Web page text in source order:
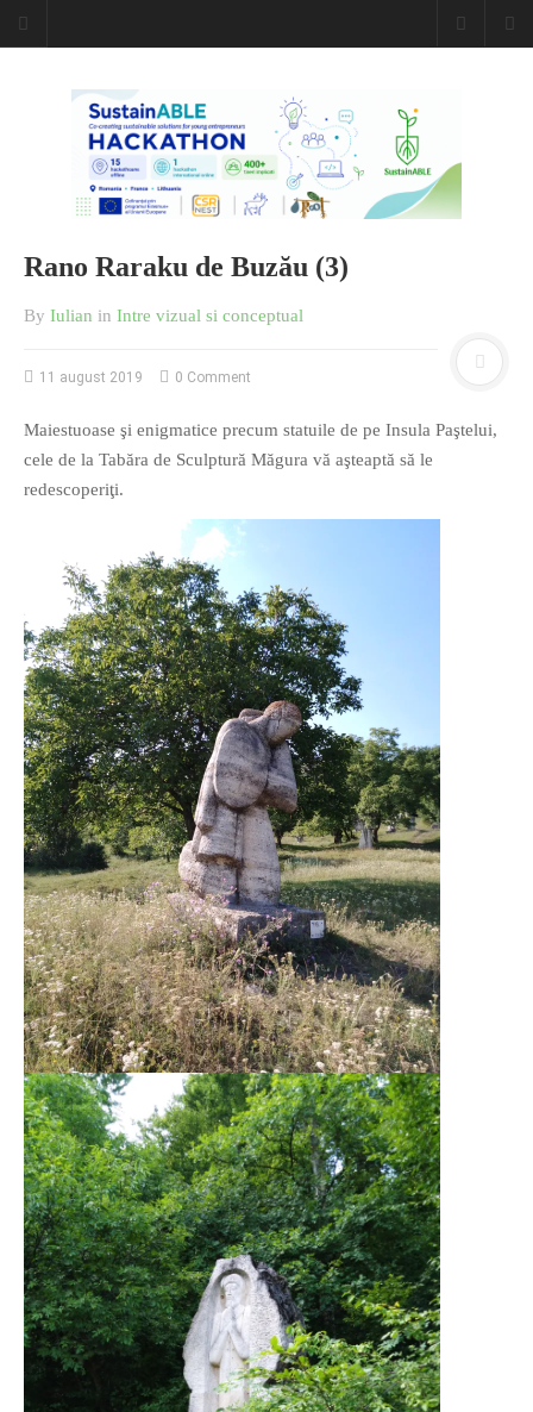
Rano Raraku de Buzău (3)
By Iulian in Intre vizual si conceptual
11 august 2019 0 Comment
Maiestuoase şi enigmatice precum statuile de pe Insula Paştelui,
cele de la Tabăra de Sculptură Măgura vă aşteaptă să le
redescoperiţi.